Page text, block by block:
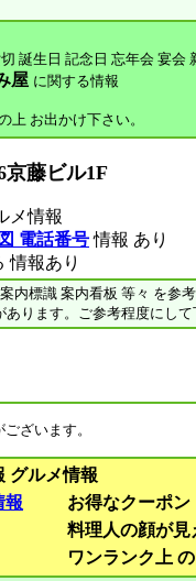
誕生日 記念日 忘年会 宴会
屋 に関する情報
上 お出かけ下さい。
京藤ビル1F
メ情報
電話番号情報 あり
情報あり
内標識 案内看板 等々 を参
あります。ご参考程度にし
ざいます。
グルメ情報
報
お得なクーポ
料理人の顔が
ワンランク上